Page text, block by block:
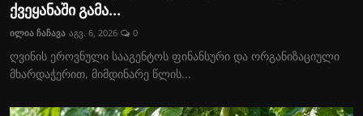
ქვეყანაში გამა...
ილია ჩაჩავა აგვ. 6, 2026 0
ღვინის ეროვნული სააგენტოს ფინანსური და ორგანიზაციული
მხარდაჭერით, მიმდინარე წლის...